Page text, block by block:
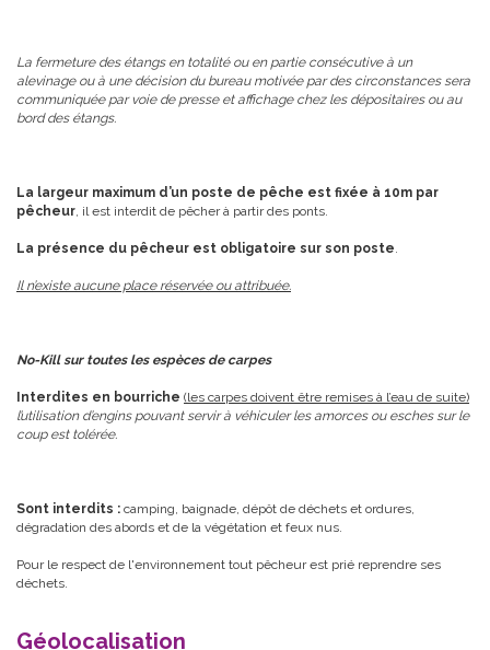
La fermeture des étangs en totalité ou en partie consécutive à un
alevinage ou à une décision du bureau motivée par des circonstances sera
communiquée par voie de presse et affichage chez les dépositaires ou au
bord des étangs.
La largeur maximum d’un poste de pêche est fixée à 10m par
pêcheur, il est interdit de pêcher à partir des ponts.
La présence du pêcheur est obligatoire sur son poste.
Il n’existe aucune place réservée ou attribuée.
No-Kill sur toutes les espèces de carpes
Interdites en bourriche (les carpes doivent être remises à l’eau de suite)
l’utilisation d’engins pouvant servir à véhiculer les amorces ou esches sur le
coup est tolérée.
Sont interdits : camping, baignade, dépôt de déchets et ordures,
dégradation des abords et de la végétation et feux nus.
Pour le respect de l'environnement tout pêcheur est prié reprendre ses
déchets.
Géolocalisation